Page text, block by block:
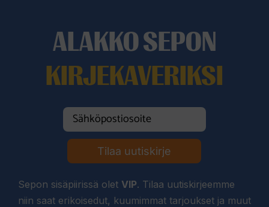
ALAKKO SEPON
KIRJEKAVERIKSI
Tilaa uutiskirje
Sepon sisäpiirissä olet VIP. Tilaa uutiskirjeemme
niin saat erikoisedut, kuumimmat tarjoukset ja muut